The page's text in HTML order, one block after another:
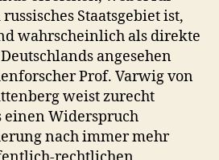
Staatsgebiet ist,
wahrscheinlich als direkte
angesehen
Prof. Varwig von
weist zurecht
einen Widerspruch
nach immer mehr